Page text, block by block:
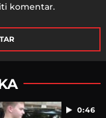
komentar.
0:46